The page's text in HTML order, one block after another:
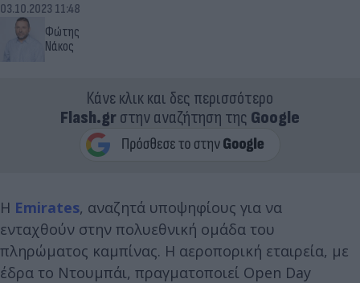
Φώτης
Νάκος
03.10.2023 11:48
Κάνε κλικ και δες περισσότερο
Flash.grστην αναζήτηση της Google
Η Emirates, αναζητά υποψηφίους για να
ενταχθούν στην πολυεθνική ομάδα του
πληρώματος καμπίνας. Η αεροπορική εταιρεία, με
έδρα το Ντουμπάι, πραγματοποιεί Open Day